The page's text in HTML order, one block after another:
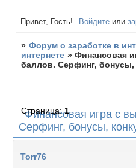
Привет, Гость! Войдите или
» Форум о заработке в
интернете »Финансовая
баллов. Серфинг, бонусы,
Финансовая игра с
Серфинг, бонусы,
Страница:1
Torr76